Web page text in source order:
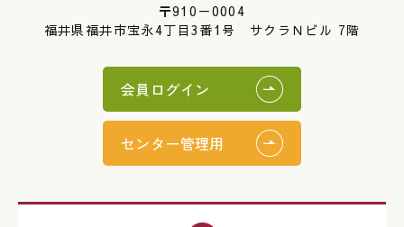
〒910－0004
福井県福井市宝永4丁目3番1号 サクラＮビル 7階
会員ログイン
センター管理用